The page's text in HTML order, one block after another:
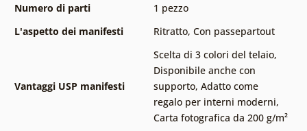
Numero di parti
1 pezzo
L'aspetto dei manifesti
Ritratto, Con passepartout
Vantaggi USP manifesti
Scelta di 3 colori del telaio,
Disponibile anche con
supporto, Adatto come
regalo per interni moderni,
Carta fotografica da 200 g/m²